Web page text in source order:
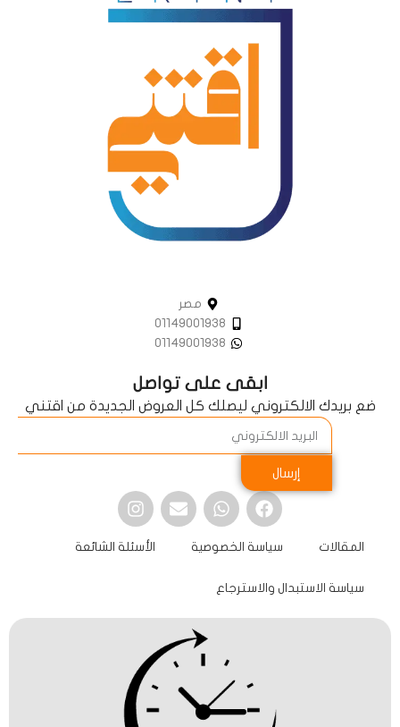
مصر
01149001938
01149001938
ابقى على تواصل
ضع بريدك الالكتروني ليصلك كل العروض الجديدة من اقتني
إرسال
المقالات سياسة الخصوصية الأسئلة الشائعة
سياسة الاستبدال والاسترجاع